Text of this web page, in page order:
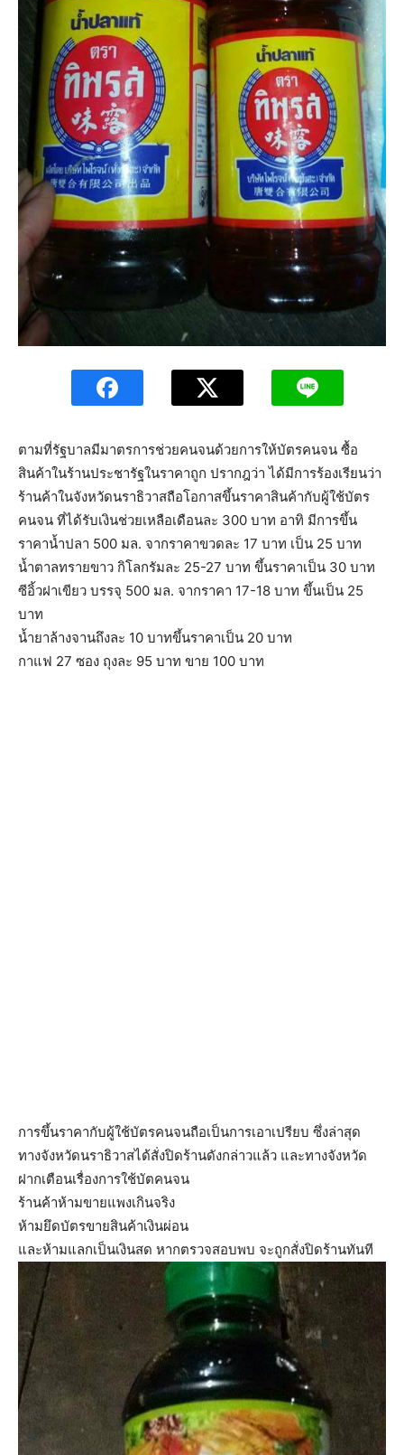
ตามที่รัฐบาลมีมาตรการช่วยคนจนด้วยการให้บัตรคนจน ซื้อ
สินค้าในร้านประชารัฐในราคาถูก ปรากฎว่า ได้มีการร้องเรียนว่า
ร้านค้าในจังหวัดนราธิวาสถือโอกาสขึ้นราคาสินค้ากับผู้ใช้บัตร
คนจน ที่ได้รับเงินช่วยเหลือเดือนละ 300 บาท อาทิ มีการขึ้น
ราคาน้ำปลา 500 มล. จากราคาขวดละ 17 บาท เป็น 25 บาท
น้ำตาลทรายขาว กิโลกรัมละ 25-27 บาท ขึ้นราคาเป็น 30 บาท
ซีอิ้วฝาเขียว บรรจุ 500 มล. จากราคา 17-18 บาท ขึ้นเป็น 25
บาท
น้ำยาล้างจานถึงละ 10 บาทขึ้นราคาเป็น 20 บาท
กาแฟ 27 ซอง ถุงละ 95 บาท ขาย 100 บาท
การขึ้นราคากับผู้ใช้บัตรคนจนถือเป็นการเอาเปรียบ ซึ่งล่าสุด
ทางจังหวัดนราธิวาสได้สั่งปิดร้านดังกล่าวแล้ว และทางจังหวัด
ฝากเตือนเรื่องการใช้บัตคนจน
ร้านค้าห้ามขายแพงเกินจริง
ห้ามยึดบัตรขายสินค้าเงินผ่อน
และห้ามแลกเป็นเงินสด หากตรวจสอบพบ จะถูกสั่งปิดร้านทันที